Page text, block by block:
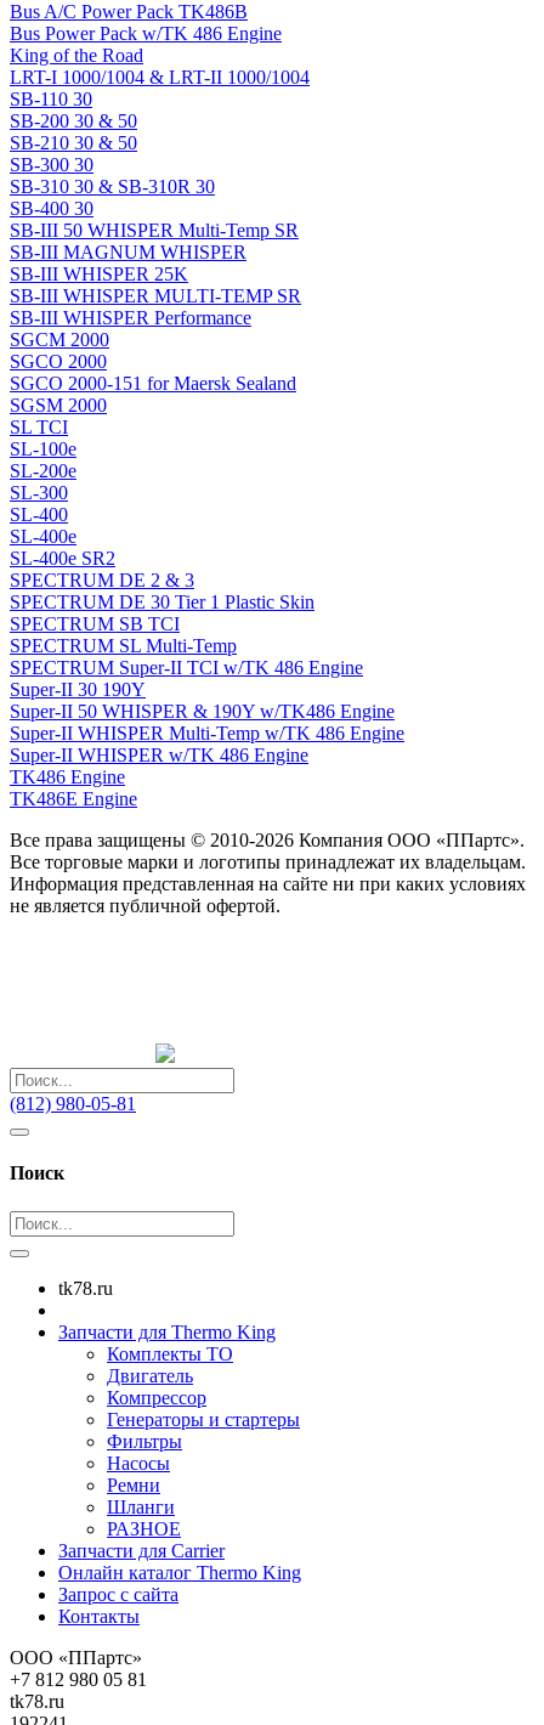
Bus A/C Power Pack TK486B
Bus Power Pack w/TK 486 Engine
King of the Road
LRT-I 1000/1004 & LRT-II 1000/1004
SB-110 30
SB-200 30 & 50
SB-210 30 & 50
SB-300 30
SB-310 30 & SB-310R 30
SB-400 30
SB-III 50 WHISPER Multi-Temp SR
SB-III MAGNUM WHISPER
SB-III WHISPER 25K
SB-III WHISPER MULTI-TEMP SR
SB-III WHISPER Performance
SGCM 2000
SGCO 2000
SGCO 2000-151 for Maersk Sealand
SGSM 2000
SL TCI
SL-100e
SL-200e
SL-300
SL-400
SL-400e
SL-400e SR2
SPECTRUM DE 2 & 3
SPECTRUM DE 30 Tier 1 Plastic Skin
SPECTRUM SB TCI
SPECTRUM SL Multi-Temp
SPECTRUM Super-II TCI w/TK 486 Engine
Super-II 30 190Y
Super-II 50 WHISPER & 190Y w/TK486 Engine
Super-II WHISPER Multi-Temp w/TK 486 Engine
Super-II WHISPER w/TK 486 Engine
TK486 Engine
TK486E Engine
Все права защищены © 2010-2026 Компания ООО «ППартс».
Все торговые марки и логотипы принадлежат их владельцам.
Информация представленная на сайте ни при каких условиях
не является публичной офертой.
(812) 980-05-81
Поиск
tk78.ru
Запчасти для Thermo King
Комплекты ТО
Двигатель
Компрессор
Генераторы и стартеры
Фильтры
Насосы
Ремни
Шланги
РАЗНОЕ
Запчасти для Carrier
Онлайн каталог Thermo King
Запрос с сайта
Контакты
ООО «ППартс»
+7 812 980 05 81
tk78.ru